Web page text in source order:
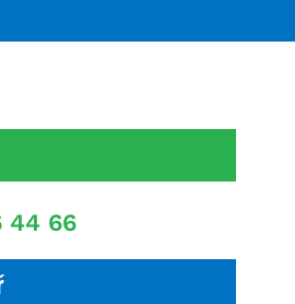
44 66